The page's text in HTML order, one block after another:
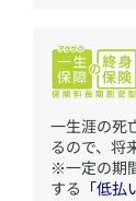
一生涯の死
るので、将
※一定の期
する 「低